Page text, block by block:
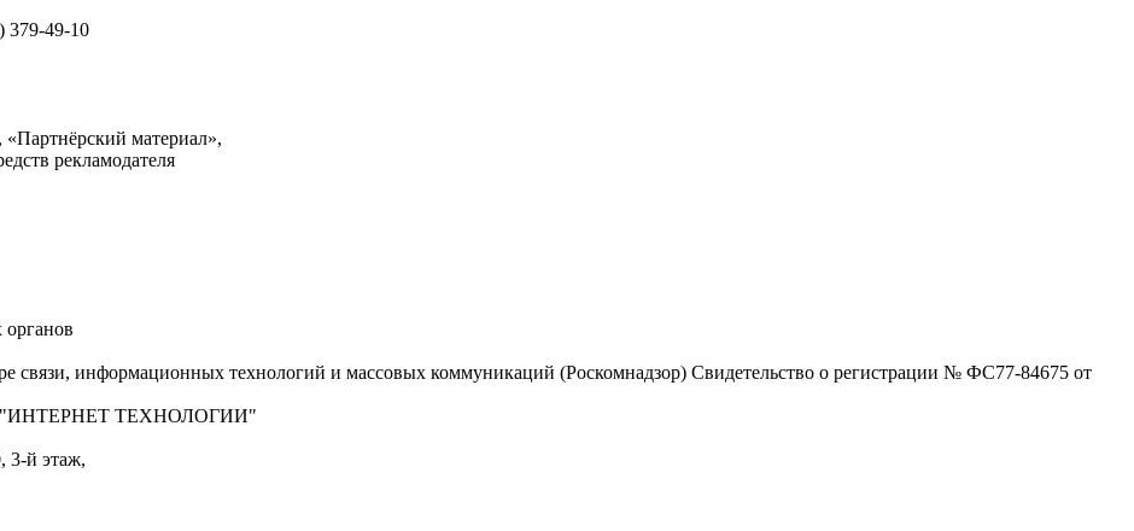
379-49-10
материал»,
рекламодателя
органов
связи, информационных технологий и массовых коммуникаций (Роскомнадзор) Свидетельство о регистрации № ФС77-84675 от
"ИНТЕРНЕТ ТЕХНОЛОГИИ"
3-й этаж,